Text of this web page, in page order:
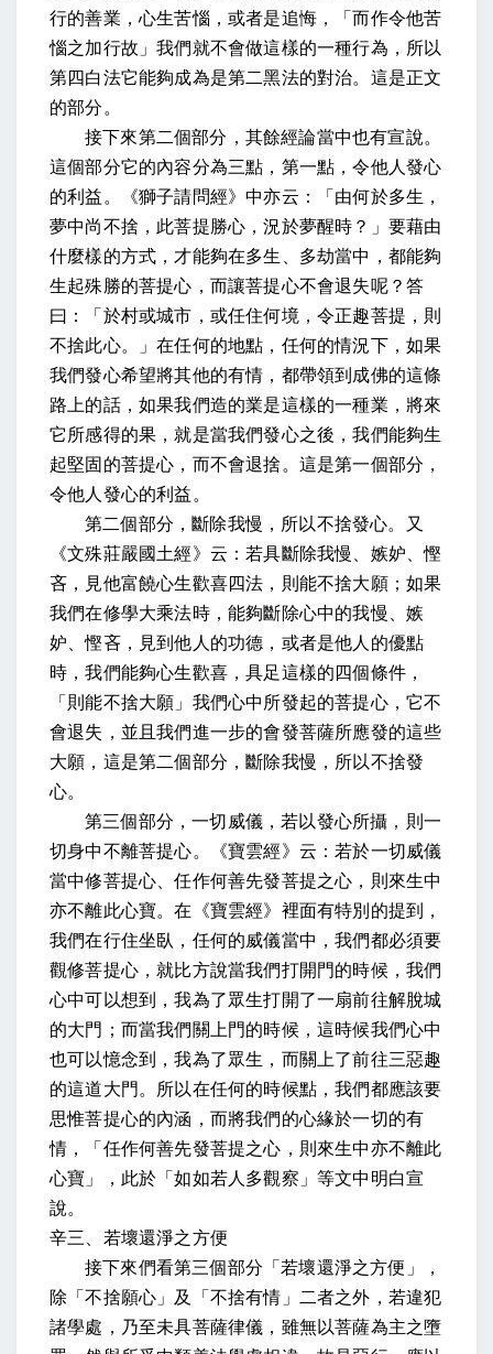
行的善業，心生苦惱，或者是追悔，「而作令他苦
惱之加行故」我們就不會做這樣的一種行為，所以
第四白法它能夠成為是第二黑法的對治。這是正文
的部分。
接下來第二個部分，其餘經論當中也有宣說。
這個部分它的內容分為三點，第一點，令他人發心
的利益。《獅子請問經》中亦云：「由何於多生，
夢中尚不捨，此菩提勝心，況於夢醒時？」要藉由
什麼樣的方式，才能夠在多生、多劫當中，都能夠
生起殊勝的菩提心，而讓菩提心不會退失呢？答
曰：「於村或城市，或任住何境，令正趣菩提，則
不捨此心。」在任何的地點，任何的情況下，如果
我們發心希望將其他的有情，都帶領到成佛的這條
路上的話，如果我們造的業是這樣的一種業，將來
它所感得的果，就是當我們發心之後，我們能夠生
起堅固的菩提心，而不會退捨。這是第一個部分，
令他人發心的利益。
第二個部分，斷除我慢，所以不捨發心。又
《文殊莊嚴國土經》云：若具斷除我慢、嫉妒、慳
吝，見他富饒心生歡喜四法，則能不捨大願；如果
我們在修學大乘法時，能夠斷除心中的我慢、嫉
妒、慳吝，見到他人的功德，或者是他人的優點
時，我們能夠心生歡喜，具足這樣的四個條件，
「則能不捨大願」我們心中所發起的菩提心，它不
會退失，並且我們進一步的會發菩薩所應發的這些
大願，這是第二個部分，斷除我慢，所以不捨發
心。
第三個部分，一切威儀，若以發心所攝，則一
切身中不離菩提心。《寶雲經》云：若於一切威儀
當中修菩提心、任作何善先發菩提之心，則來生中
亦不離此心寶。在《寶雲經》裡面有特別的提到，
我們在行住坐臥，任何的威儀當中，我們都必須要
觀修菩提心，就比方說當我們打開門的時候，我們
心中可以想到，我為了眾生打開了一扇前往解脫城
的大門；而當我們關上門的時候，這時候我們心中
也可以憶念到，我為了眾生，而關上了前往三惡趣
的這道大門。所以在任何的時候點，我們都應該要
思惟菩提心的內涵，而將我們的心緣於一切的有
情，「任作何善先發菩提之心，則來生中亦不離此
心寶」，此於「如如若人多觀察」等文中明白宣
說。
辛三、若壞還淨之方便
接下來們看第三個部分「若壞還淨之方便」，
除「不捨願心」及「不捨有情」二者之外，若違犯
諸學處，乃至未具菩薩律儀，雖無以菩薩為主之墮